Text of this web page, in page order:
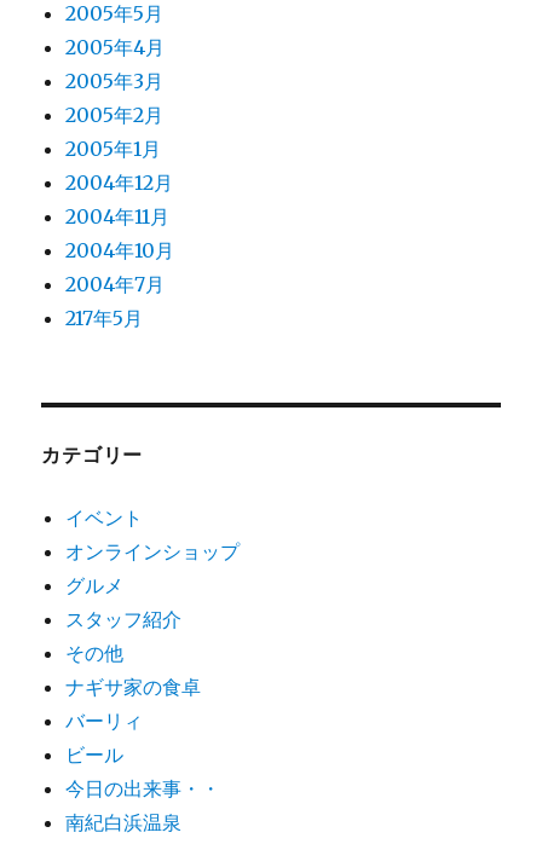
2005年5月
2005年4月
2005年3月
2005年2月
2005年1月
2004年12月
2004年11月
2004年10月
2004年7月
217年5月
カテゴリー
イベント
オンラインショップ
グルメ
スタッフ紹介
その他
ナギサ家の食卓
バーリィ
ビール
今日の出来事・・
南紀白浜温泉